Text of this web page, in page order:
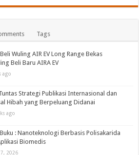
Tags
Wuling AIR EV Long Range Bekas
Beli Baru AIRA EV
ago
Strategi Publikasi Internasional dan
Hibah yang Berpeluang Didanai
ago
: Nanoteknologi Berbasis Polisakarida
Biomedis
2026